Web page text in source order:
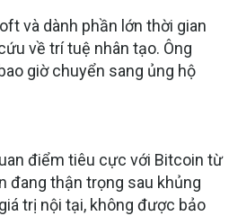
và dành phần lớn thời gian
về trí tuệ nhân tạo. Ông
giờ chuyển sang ủng hộ
điểm tiêu cực với Bitcoin từ
đang thận trọng sau khủng
trị nội tại, không được bảo